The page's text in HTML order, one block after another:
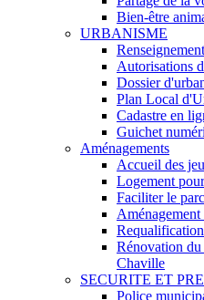
Bien-être
URBANISME
Autorisations
Dossier
Plan Local
Cadastre en
Guichet
Aménagements
Accueil des
Logement
Faciliter le
Aménagement
Rénovation
Chaville
SECURITE ET
Police